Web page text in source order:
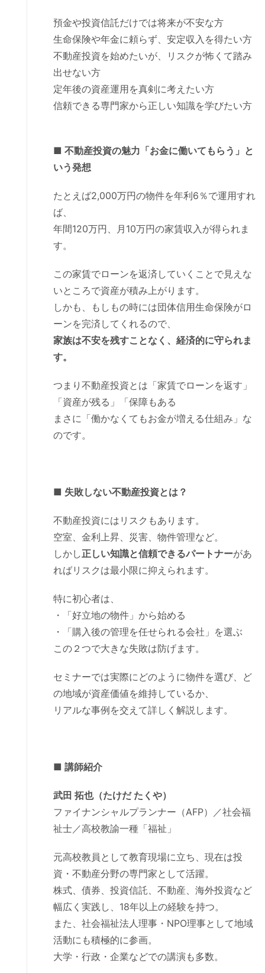
預金や投資信託だけでは将来が不安な方
生命保険や年金に頼らず、安定収入を得たい方
不動産投資を始めたいが、リスクが怖くて踏み
出せない方
定年後の資産運用を真剣に考えたい方
信頼できる専門家から正しい知識を学びたい方
■ 不動産投資の魅力「お金に働いてもらう」と
いう発想
たとえば2,000万円の物件を年利6％で運用すれ
ば、
年間120万円、月10万円の家賃収入が得られま
す。
この家賃でローンを返済していくことで見えな
いところで資産が積み上がります。
しかも、もしもの時には団体信用生命保険がロ
ーンを完済してくれるので、
家族は不安を残すことなく、経済的に守られま
す。
つまり不動産投資とは「家賃でローンを返す」
「資産が残る」「保障もある
まさに「働かなくてもお金が増える仕組み」な
のです。
■ 失敗しない不動産投資とは？
不動産投資にはリスクもあります。
空室、金利上昇、災害、物件管理など。
しかし正しい知識と信頼できるパートナーがあ
ればリスクは最小限に抑えられます。
特に初心者は、
・「好立地の物件」から始める
・「購入後の管理を任せられる会社」を選ぶ
この２つで大きな失敗は防げます。
セミナーでは実際にどのように物件を選び、ど
の地域が資産価値を維持しているか、
リアルな事例を交えて詳しく解説します。
■ 講師紹介
武田 拓也（たけだ たくや）
ファイナンシャルプランナー（AFP）／社会福
祉士／高校教諭一種「福祉」
元高校教員として教育現場に立ち、現在は投
資・不動産分野の専門家として活躍。
株式、債券、投資信託、不動産、海外投資など
幅広く実践し、18年以上の経験を持つ。
また、社会福祉法人理事・NPO理事として地域
活動にも積極的に参画。
大学・行政・企業などでの講演も多数。